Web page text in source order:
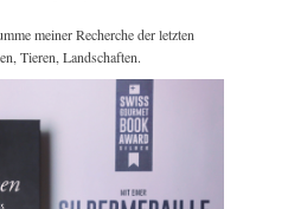
meiner Recherche der letzten
Tieren, Landschaften.